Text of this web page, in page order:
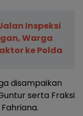
Inspeksi
Warga
ke Polda
disampaikan
serta Fraksi